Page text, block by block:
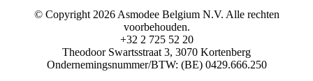
© Copyright 2026 Asmodee Belgium N.V. Alle rechten
voorbehouden.
+32 2 725 52 20
Theodoor Swartsstraat 3, 3070 Kortenberg
Ondernemingsnummer/BTW: (BE) 0429.666.250